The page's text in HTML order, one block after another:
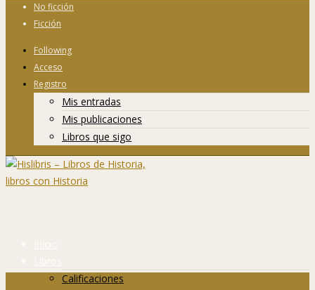
No ficción
Ficción
Following
Acceso
Registro
Mis entradas
Mis publicaciones
Libros que sigo
Inicio
Libros
Calificaciones